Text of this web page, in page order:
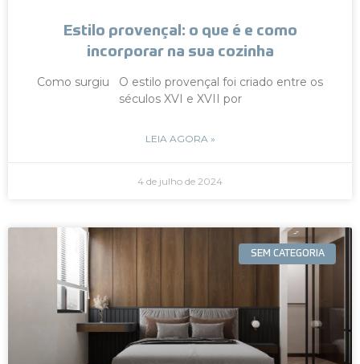
Estilo provençal: o que é e como
incorporar na sua cozinha
Como surgiu O estilo provençal foi criado entre os
séculos XVI e XVII por
LEIA AGORA »
4 de julho de 2024
SEM CATEGORIA